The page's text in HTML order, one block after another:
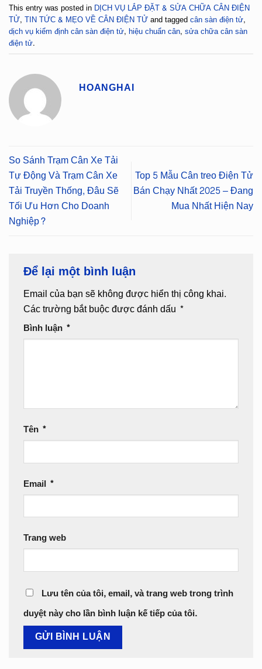
This entry was posted in DỊCH VỤ LẮP ĐẶT & SỬA CHỮA CÂN ĐIỆN
TỬ, TIN TỨC & MẸO VỀ CÂN ĐIỆN TỬand taggedcân sàn điện tử,
dịch vụ kiểm định cân sàn điện tử, hiệu chuẩn cân, sửa chữa cân sàn
điện tử.
HOANGHAI
So Sánh Trạm Cân Xe Tải
Tự Động Và Trạm Cân Xe
Tải Truyền Thống, Đâu Sẽ
Tối Ưu Hơn Cho Doanh
Nghiệp?
Top 5 Mẫu Cân treo Điện Tử
Bán Chạy Nhất 2025 – Đang
Mua Nhất Hiện Nay
Để lại một bình luận
Email của bạn sẽ không được hiển thị công khai.
Các trường bắt buộc được đánh dấu *
Bình luận *
Tên *
Email *
Trang web
Lưu tên của tôi, email, và trang web trong trình
duyệt này cho lần bình luận kế tiếp của tôi.